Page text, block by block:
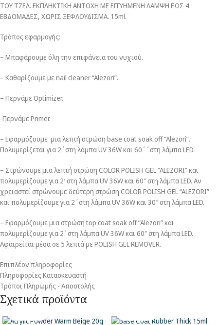
ΤΟΥ ΤΖΕΛ. ΕΚΠΛΗΚΤΙΚΗ ΑΝΤΟΧΗ ΜΕ ΕΓΓΥΗΜΕΝΗ ΛΑΜΨΗ ΕΩΣ 4
ΕΒΔΟΜΑΔΕΣ, ΧΩΡΙΣ ΞΕΦΛΟΥΔΙΣΜΑ. 15ml.
Τρόπος εφαρμογής:
– Μπαφάρουμε όλη την επιφάνεια του νυχιού.
– Καθαρίζουμε με nail cleaner “Alezori”.
– Περνάμε Optimizer.
-Περνάμε Primer.
– Εφαρμόζουμε μια λεπτή στρώση base coat soak off “Alezori”.
Πολυμερίζεται για 2΄στη λάμπα UV 36W και 60΄΄στη λάμπα LED.
– Στρώνουμε μια λεπτή στρώση COLOR POLISH GEL “ALEZORI” και
πολυμερίζουμε για 2′ στη λάμπα UV 36W και 60″ στη λάμπα LED. Αν
χρειαστεί στρώνουμε δεύτερη στρώση COLOR POLISH GEL “ALEZORI”
και πολυμερίζουμε για 2΄στη λάμπα UV 36W και 30″ στη λάμπα LED.
– Εφαρμόζουμε μια στρώση top coat soak off “Alezori” και
πολυμερίζουμε για 2΄στη λάμπα UV 36W και 60″ στη λάμπα LED.
Αφαιρείται μέσα σε 5 λεπτά με POLISH GEL REMOVER.
Επιπλέον πληροφορίες
Πληροφορίες Κατασκευαστή
Τρόποι Πληρωμής - Αποστολής
Σχετικά προϊόντα